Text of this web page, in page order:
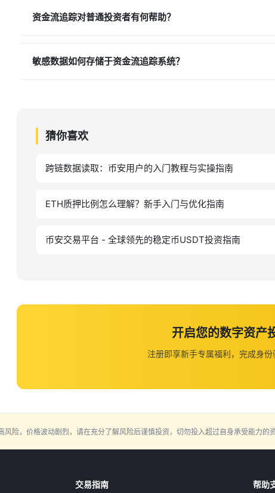
资金流追踪对普通投资者有何帮助？
敏感数据如何存储于资金流追踪系统？
猜你喜欢
跨链数据读取：币安用户的入门教程与实操指南
ETH质押比例怎么理解？新手入门与优化指南
币安交易平台 - 全球领先的稳定币USDT投资指南
开启您的数字资产
注册即享新手专属福利，完成身
风险，价格波动剧烈，请在充分了解风险后谨慎投资，切勿投入超过自身承受能力的资
交易指南 帮助